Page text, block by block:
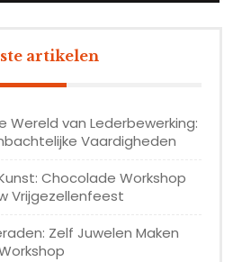
artikelen
Wereld van Lederbewerking:
Vaardigheden
Chocolade Workshop
Vrijgezellenfeest
Zelf Juwelen Maken